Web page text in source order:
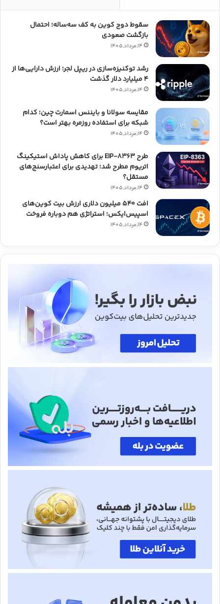
سقوط دوج کوین به کف سه‌ساله؛ احتمال
بازگشت صعودی
14,مرداد,1405
رشد توکنیزه‌سازی در ریپل لجر؛ ارزش دارایی‌ها از
۴ میلیارد دلار گذشت
14,مرداد,1405
مقایسه سولانا و بایننس اسمارت چین؛ کدام
شبکه برای استفاده روزمره بهتر است؟
14,مرداد,1405
طرح EIP-8363 برای کاهش پاداش استیکینگ
اتریوم مطرح شد؛ تهدیدی برای اعتبارسنج‌های
مستقل؟
14,مرداد,1405
افت ۵۴۰ میلیون دلاری ارزش بیت کوین‌های
اسپیس‌ایکس؛ استراتژی هم دوباره فروخت
14,مرداد,1405